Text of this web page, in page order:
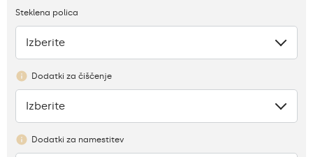
Steklena polica
Pomanjkanje
Izberite
Dodatki za čiščenje
Ni
Izberite
Dodatki za namestitev